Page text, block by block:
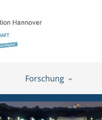
Forschung